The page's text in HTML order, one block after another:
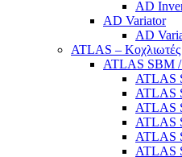
AD
AD Variator
AD
ATLAS – Κοχλιωτές
ATLAS SBM
ATLAS
ATLAS
ATLAS
ATLAS
ATLAS
ATLAS